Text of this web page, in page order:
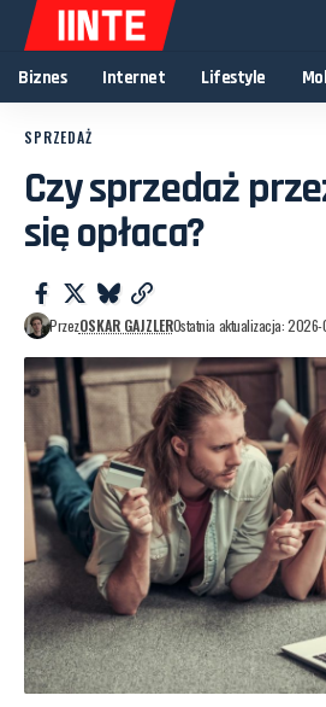
Biznes Internet Lifestyle
SPRZEDAŻ
Czy sprzedaż
się opłaca?
PrzezOSKAR GAJZLEROstatnia aktualizacja: